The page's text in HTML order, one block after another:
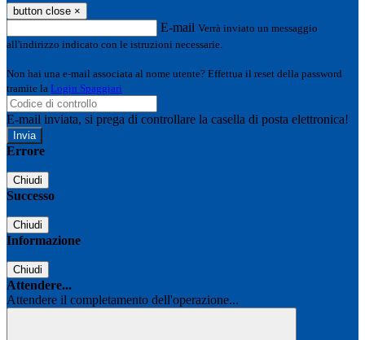
button close ×
E-mail Verrà inviato un messaggio
all'indirizzo indicato con le istruzioni necessarie.
Non hai una e-mail associata al nome utente? Effettua il reset della password
tramite la Login Spaggiari
E-mail inviata, si prega di controllare la casella di posta elettronica!
Errore
Chiudi
Successo
Chiudi
Informazione
Chiudi
Attendere...
Attendere il completamento dell'operazione...